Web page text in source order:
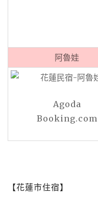
阿魯娃
Agoda
Booking.com
【花蓮市住宿】